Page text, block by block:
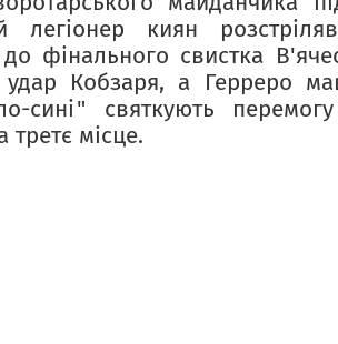
легіонер киян
фінального свистка
удар Кобзаря, а Герреро
сині" святкують
третє місце.